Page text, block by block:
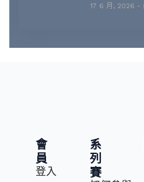
17 6 月, 2026
會
員
登入
系
列
賽